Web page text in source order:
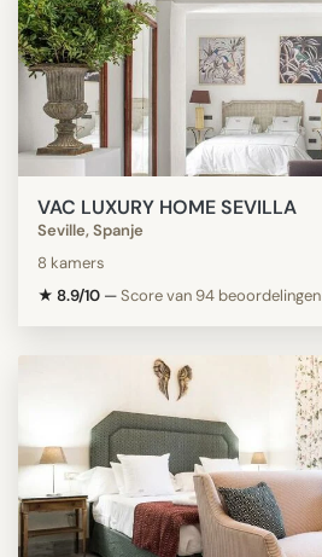
VAC LUXURY HOME SEVILLA
Seville, Spanje
8 kamers
★ 8.9/10 —Score van 94 beoordelingen